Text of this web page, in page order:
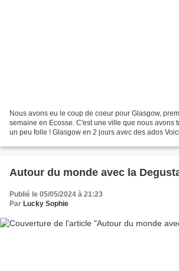
Nous avons eu le coup de coeur pour Glasgow,
semaine en Ecosse. C'est une ville que nous avons
un peu folle ! Glasgow en 2 jours avec des ados
Autour du monde avec la
Publié le 05/05/2024 à 21:23
Par Lucky Sophie